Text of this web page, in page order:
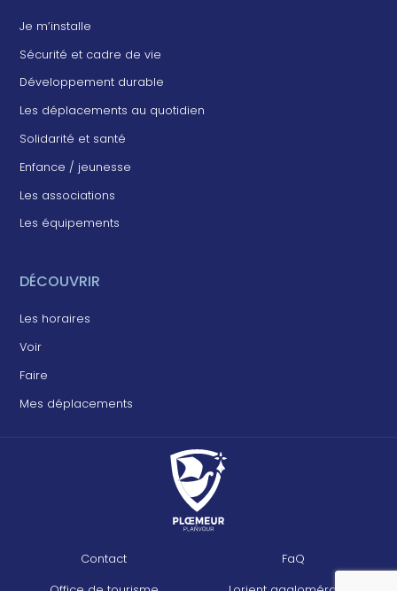
Je m’installe
Sécurité et cadre de vie
Développement durable
Les déplacements au quotidien
Solidarité et santé
Enfance / jeunesse
Les associations
Les équipements
DÉCOUVRIR
Les horaires
Voir
Faire
Mes déplacements
Contact FaQ